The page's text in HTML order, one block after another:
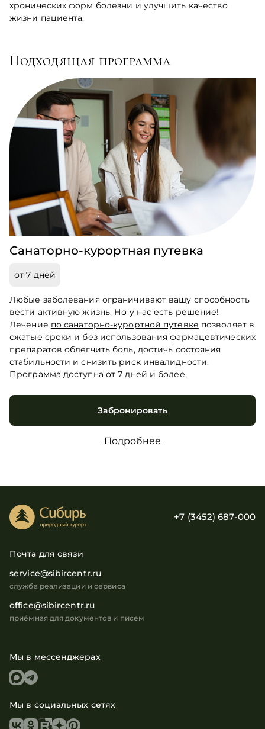
хронических форм болезни и улучшить качество
жизни пациента.
Подходящая программа
Санаторно-курортная путевка
от 7 дней
Любые заболевания ограничивают вашу способность
вести активную жизнь. Но у нас есть решение!
Лечение по санаторно-курортной путевке позволяет в
сжатые сроки и без использования фармацевтических
препаратов облегчить боль, достичь состояния
стабильности и снизить риск инвалидности.
Программа доступна от 7 дней и более.
Забронировать
Подробнее
+7 (3452) 687-000
Почта для связи
service@sibircentr.ru
служба реализации и сервиса
office@sibircentr.ru
приёмная для документов и писем
Мы в мессенджерах
Мы в социальных сетях